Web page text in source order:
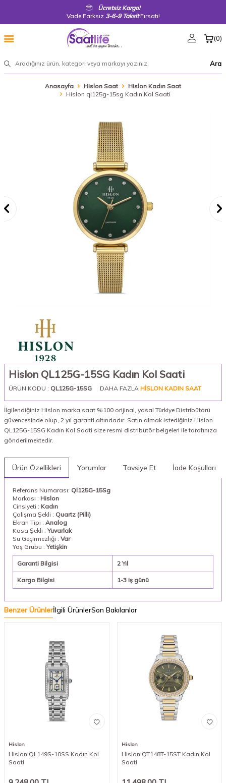
Ücretsiz Kargo!
Vade Farksız 3-6-9 TaksitFırsatı!
Ara
(0)
Anasayfa Hislon Saat
Hislon Kadın Saat
Hislon ql125g-15sg Kadın Kol Saati
Hislon QL125G-15SG Kadın Kol Saati
ÜRÜN KODU : QL125G-15SG DAHA FAZLA HISLON KADIN SAAT
İlgilendiğiniz Hislon marka saat %100 orijinal, yasal Türkiye Distribütörü
güvencesinde olup, 2 yıl garanti altındadır. Satın almak istediğiniz Hislon
QL125G-15SG Kadın Kol Saati size resmi distribütör belgeleri ile tarafınıza
gönderilmektedir.
Ürün Özellikleri Yorumlar Tavsiye Et İade Koşulları
Referans Numarası: Ql125G-15Sg
Markası : Hislon
Cinsiyeti : Kadın
Çalışma Şekli : Quartz (Pilli)
Ekran Tipi : Analog
Kasa Şekli :Yuvarlak
Su Geçirmezliği : Var
Yaş Grubu :Yetişkin
Garanti Bilgisi 2 Yıl
Kargo Bilgisi 1-3 iş günü
Benzer Ürünlerİlgili ÜrünlerSon Bakılanlar
Hislon
Hislon QL149S-10SS Kadın Kol
Saati
Hislon
Hislon QT148T-15ST Kadın Kol
Saati